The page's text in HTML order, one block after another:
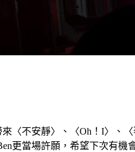
來〈不安靜〉、〈Oh！I〉、
更當場許願，希望下次有機